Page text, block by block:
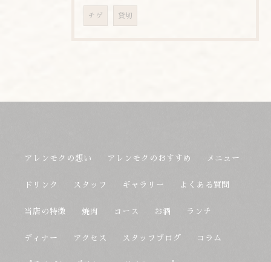
チゲ 貸切
アレンモクの想い アレンモクのおすすめ メニュー
ドリンク スタッフ ギャラリー よくある質問
当店の特徴 焼肉 コース お酒 ランチ
ディナー アクセス スタッフブログ コラム